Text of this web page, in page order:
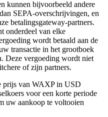
kunnen bijvoorbeeld andere
SEPA-overschrijvingen, en
betalingsgateway-partners.
onderdeel van elke
wordt betaald aan de
transactie in het grootboek
Deze vergoeding wordt niet
of zijn partners.
prijs van WAXP in USD
voor een korte periode
uw aankoop te voltooien